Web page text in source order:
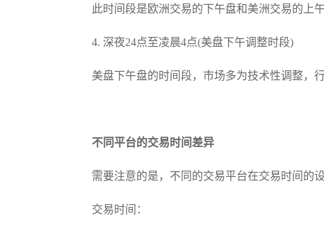
此时间段是欧洲交易的下午盘和美洲交易的上
4. 深夜24点至凌晨4点(美盘下午调整时段)
美盘下午盘的时间段，市场多为技术性调整，
不同平台的交易时间差异
需要注意的是，不同的交易平台在交易时间的
交易时间：